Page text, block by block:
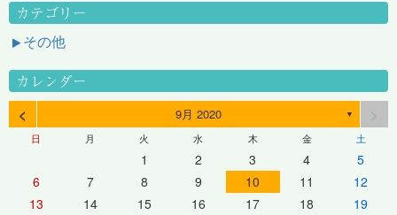
カテゴリー
その他
カレンダー
< 9月 2020 ▼
日 月 火 水 木 金 土
1 2 3 4
5
6
7 8 9 10 11
12
13
14 15 16 17 18
19